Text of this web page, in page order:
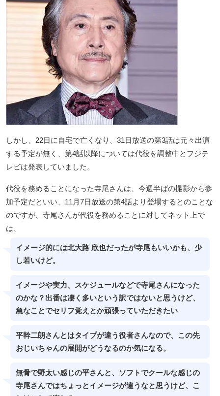
しかし、22日に自宅で亡くなり、31日放送の第3話は元々出演
する予定が無く、第4話以降については代役を調整中とフジテ
レビは発表していました。
代役を務めることになった寺尾さんは、今週半ばの撮影から参
加予定だといい、11月7日放送の第4話より登場するとのことな
のですが、寺尾さんが代役を務めることに対してネット上で
は、
イメージ的には北大路 欣也だったが寺尾もいいかも、少
し若いけど。
イメージや実力、スケジュールなどで寺尾さんになった
のかな？出番は凄く多いという訳ではないと思うけど、
急なことでセリフ覚えとか頑張っていただきたい
平幹二朗さんとはタイプが違う役者さんなので、この先
おじいちゃんの展開がどうなるのか気になる。
無骨で野太い感じの平さんと、ソフトでクールな感じの
寺尾さんではちょっとイメージが違うなと思うけど、こ